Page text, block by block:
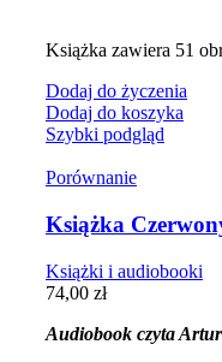
Książka zawiera 51
Dodaj do życzenia
Dodaj do koszyka
Szybki podgląd
Porównanie
Książka
Książki i audiobooki
74,00 zł
Audiobook czyta